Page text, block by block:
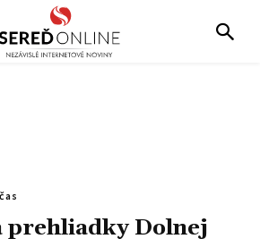
prehliadky Dolnej